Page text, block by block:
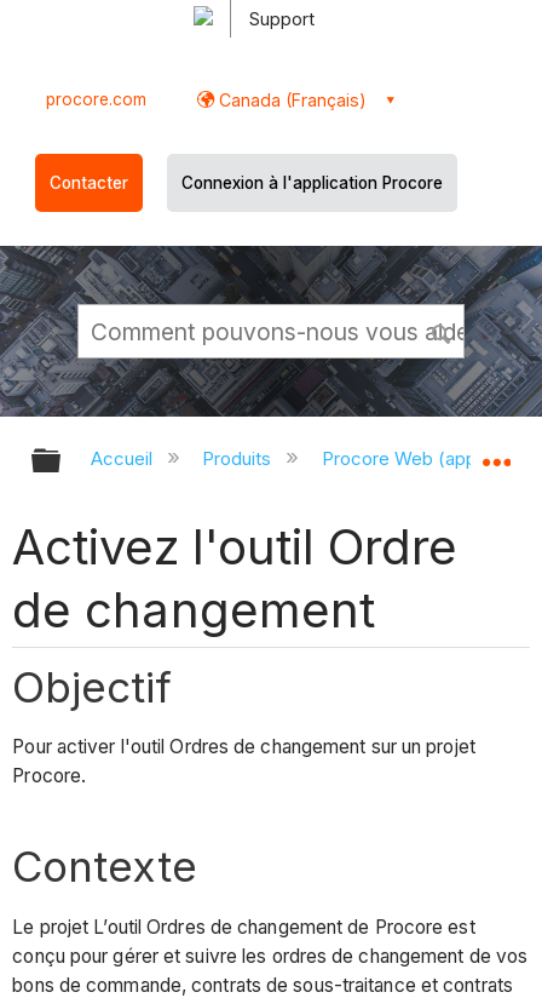
Support
procore.com Canada (Français)
Contacter Connexion à l'application Procore
Développer/réduire la hiérarchie
Accueil Produits Procore Web
Activez l'outil Ordre
de changement
Objectif
Pour activer l'outil Ordres de changement sur un projet
Procore.
Contexte
Le projet L’outil Ordres de changement de Procore est
conçu pour gérer et suivre les ordres de changement de vos
bons de commande, contrats de sous-traitance et contrats